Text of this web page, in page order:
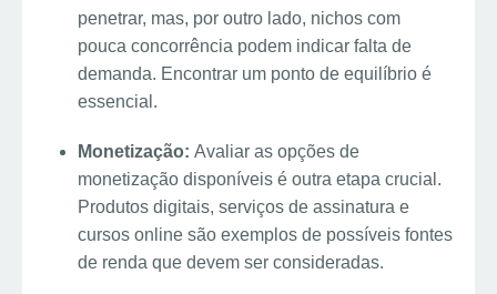
penetrar, mas, por outro lado, nichos com
pouca concorrência podem indicar falta de
demanda. Encontrar um ponto de equilíbrio é
essencial.
Monetização: Avaliar as opções de
monetização disponíveis é outra etapa crucial.
Produtos digitais, serviços de assinatura e
cursos online são exemplos de possíveis fontes
de renda que devem ser consideradas.